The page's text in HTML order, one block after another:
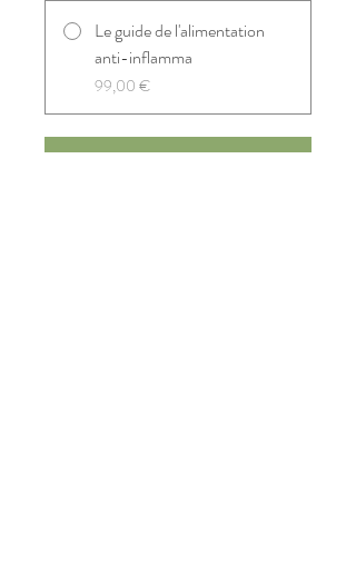
Le guide de l'alimentation
anti-inflamma
99,00 €
Rejoindre